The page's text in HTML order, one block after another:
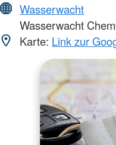
Wasserwacht
Wasserwacht
Karte: Link zur